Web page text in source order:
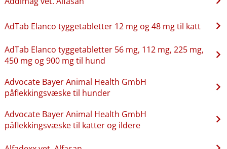
AdTab Elanco tyggetabletter 12 mg og 48 mg til katt
AdTab Elanco tyggetabletter 56 mg, 112 mg, 225 mg,
450 mg og 900 mg til hund
Advocate Bayer Animal Health GmbH
påflekkingsvæske til hunder
Advocate Bayer Animal Health GmbH
påflekkingsvæske til katter og ildere